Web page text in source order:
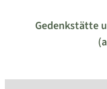
Gedenkstätte